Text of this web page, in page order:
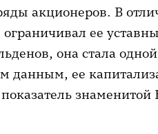
акционеров. В
ее
она стала
ее
знаменитой